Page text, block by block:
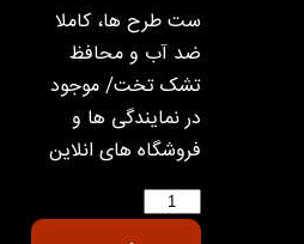
ست طرح ها، کاملا
ضد آب و محافظ
تشک تخت/ موجود
در نمایندگی ها و
فروشگاه های انلاین